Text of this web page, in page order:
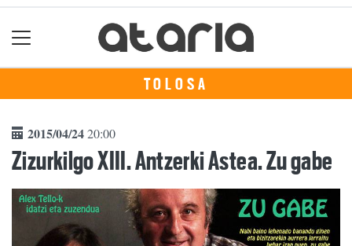
TOLOSA
2015/04/2420:00
Zizurkilgo XIII. Antzerki Astea. Zu gabe